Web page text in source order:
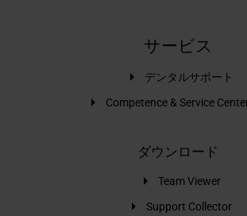
サービス
デンタルサポート
Competence & Service
ダウンロード
Team Viewer
Support Collector